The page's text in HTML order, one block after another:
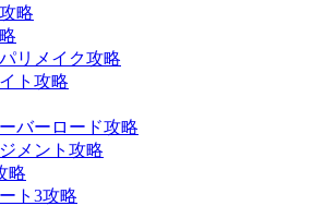
略
リメイク攻略
ト攻略
バーロード攻略
メント攻略
略
ト3攻略